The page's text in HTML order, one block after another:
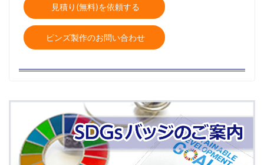
見積り(無料)を依頼する
ピンズ製作のお問い合わせ